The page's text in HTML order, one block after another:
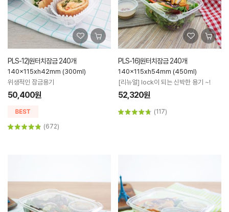
PLS-12)원터치잠금 240개
140x115xh42mm (300ml)
위생적인 잠금용기
50,400원
(672)
PLS-16)원터치잠금 240개
140x115xh54mm (450ml)
[리뉴얼] lock이 되는 신박한 용기 ~!
52,320원
(117)